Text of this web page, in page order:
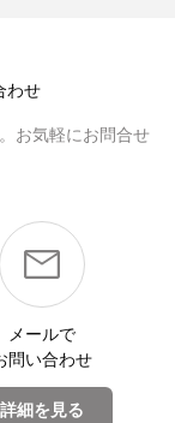
わせ
お気軽にお問合せ
メールで
問い合わせ
詳細を見る